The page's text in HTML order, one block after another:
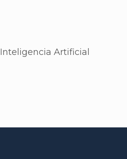
Inteligencia Artificial